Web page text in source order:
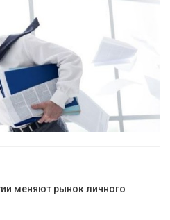
меняют рынок личного